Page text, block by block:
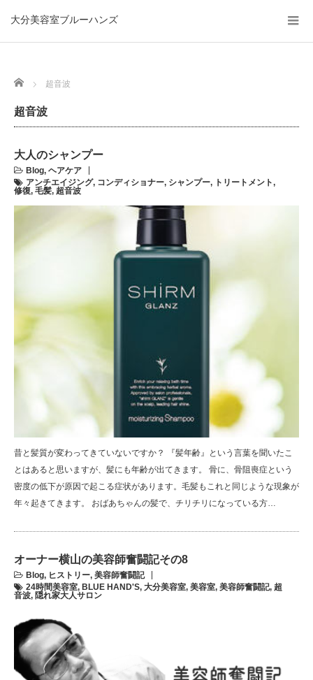
大分美容室ブルーハンズ
Home 超音波
超音波
大人のシャンプー
Blog, ヘアケア
アンチエイジング, コンディショナー, シャンプー, トリートメント,
修復, 毛髪, 超音波
昔と髪質が変わってきていないですか？ 『髪年齢』という言葉を聞いたこ
とはあると思いますが、髪にも年齢が出てきます。 骨に、骨阻喪症という
密度の低下が原因で起こる症状があります。毛髪もこれと同じような現象が
年々起きてきます。 おばあちゃんの髪で、チリチリになっている方…
オーナー横山の美容師奮闘記その8
Blog, ヒストリー, 美容師奮闘記
24時間美容室, BLUE HAND'S, 大分美容室, 美容室, 美容師奮闘記, 超
音波, 隠れ家大人サロン